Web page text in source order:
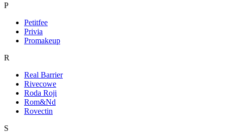
P
Petitfee
Privia
Promakeup
R
Real Barrier
Rivecowe
Roda Roji
Rom&Nd
Rovectin
S